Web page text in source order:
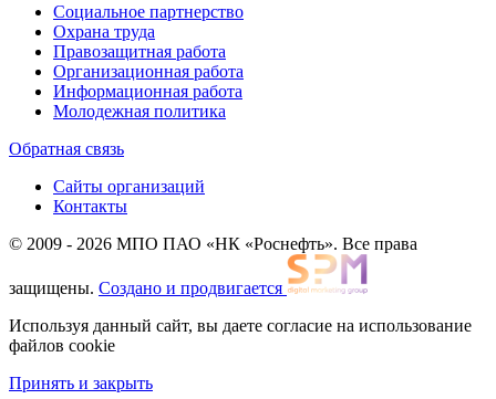
Социальное партнерство
Охрана труда
Правозащитная работа
Организационная работа
Информационная работа
Молодежная политика
Обратная связь
Сайты организаций
Контакты
© 2009 - 2026 МПО ПАО «НК «Роснефть». Все права
защищены. Создано и продвигается
Используя данный сайт, вы даете согласие на использование
файлов cookie
Принять и закрыть